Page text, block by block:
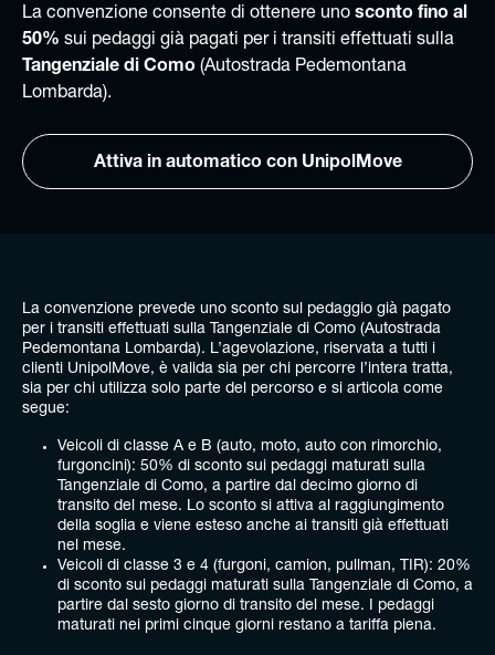
La convenzione consente di ottenere uno sconto fino al
50% sui pedaggi già pagati per i transiti effettuati sulla
Tangenziale di Como (Autostrada Pedemontana
Lombarda).
Attiva in automatico con UnipolMove
La convenzione prevede uno sconto sul pedaggio già pagato
per i transiti effettuati sulla Tangenziale di Como (Autostrada
Pedemontana Lombarda). L’agevolazione, riservata a tutti i
clienti UnipolMove, è valida sia per chi percorre l’intera tratta,
sia per chi utilizza solo parte del percorso e si articola come
segue:
Veicoli di classe A e B (auto, moto, auto con rimorchio,
furgoncini): 50% di sconto sui pedaggi maturati sulla
Tangenziale di Como, a partire dal decimo giorno di
transito del mese. Lo sconto si attiva al raggiungimento
della soglia e viene esteso anche ai transiti già effettuati
nel mese.
Veicoli di classe 3 e 4 (furgoni, camion, pullman, TIR): 20%
di sconto sui pedaggi maturati sulla Tangenziale di Como, a
partire dal sesto giorno di transito del mese. I pedaggi
maturati nei primi cinque giorni restano a tariffa piena.